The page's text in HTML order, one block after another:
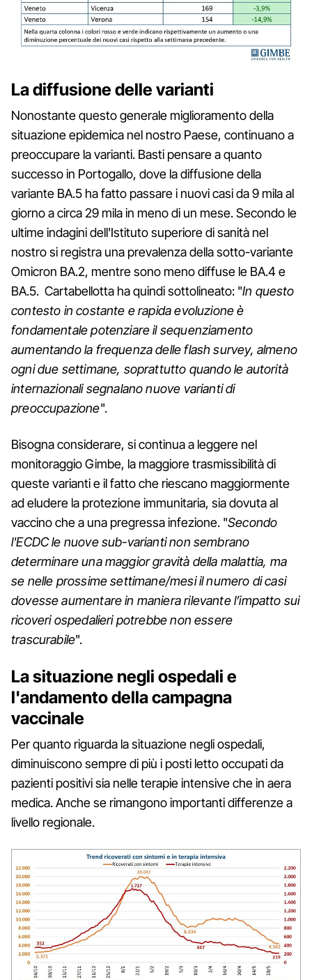
La diffusione delle varianti
Nonostante questo generale miglioramento della
situazione epidemica nel nostro Paese, continuano a
preoccupare la varianti. Basti pensare a quanto
successo in Portogallo, dove la diffusione della
variante BA.5 ha fatto passare i nuovi casi da 9 mila al
giorno a circa 29 mila in meno di un mese. Secondo le
ultime indagini dell'Istituto superiore di sanità nel
nostro si registra una prevalenza della sotto-variante
Omicron BA.2, mentre sono meno diffuse le BA.4 e
BA.5. Cartabellotta ha quindi sottolineato: "In questo
contesto in costante e rapida evoluzione è
fondamentale potenziare il sequenziamento
aumentando la frequenza delle flash survey, almeno
ogni due settimane, soprattutto quando le autorità
internazionali segnalano nuove varianti di
preoccupazione".
Bisogna considerare, si continua a leggere nel
monitoraggio Gimbe, la maggiore trasmissibilità di
queste varianti e il fatto che riescano maggiormente
ad eludere la protezione immunitaria, sia dovuta al
vaccino che a una pregressa infezione. "Secondo
l'ECDC le nuove sub-varianti non sembrano
determinare una maggior gravità della malattia, ma
se nelle prossime settimane/mesi il numero di casi
dovesse aumentare in maniera rilevante l’impatto sui
ricoveri ospedalieri potrebbe non essere
trascurabile".
La situazione negli ospedali e
l'andamento della campagna
vaccinale
Per quanto riguarda la situazione negli ospedali,
diminuiscono sempre di più i posti letto occupati da
pazienti positivi sia nelle terapie intensive che in aera
medica. Anche se rimangono importanti differenze a
livello regionale.